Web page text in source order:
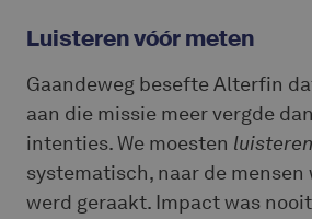
Luisteren vóór meten
Gaandeweg besefte Alterfin
aan die missie meer vergde
intenties. We moesten luisteren
systematisch, naar de mensen
werd geraakt. Impact was